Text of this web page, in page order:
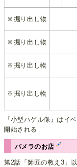
※掘り出し物
※掘り出し物
※掘り出し物
※掘り出し物
『小型ハゲル像』はイ
開始される
パメラのお店
第2話「師匠の教え3」